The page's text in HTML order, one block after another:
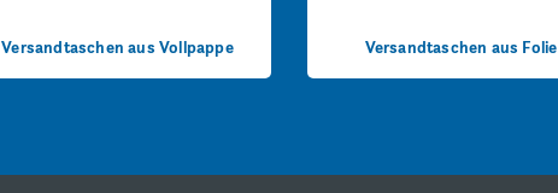
Versandtaschen aus Vollpappe Versandtaschen aus Folie